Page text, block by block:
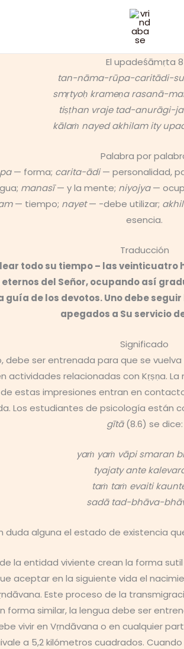
El upadeśāmṛta 8
tan-nāma-rūpa-caritādi-
smṛtyoḥ krameṇa rasanā-
tiṣṭhan vraje tad-anurāgi-
kālaṁ nayed akhilam ity
Palabra por
— forma; carita-ādi— personalidad,
manasī— y la mente; niyojya—
— tiempo; nayet— -debe utilizar;
esencia.
Traducción
todo su tiempo – las
del Señor, ocupando así
de los devotos. Uno debe
apegados a Su servicio
Significado
ser entrenada para que se
relacionadas con Kṛṣṇa.
estas impresiones entran en
Los estudiantes de psicología están
gītā(8.6) se dice:
yaṁ yaṁ vāpi smaran
tyajaty ante
taṁ taṁ evaiti
sadā tad-bhāva-
duda alguna el estado de existencia
la entidad viviente crean la forma
aceptar en la siguiente vida el
Este proceso de la
forma similar, la lengua debe ser
vivir en Vṛndāvana o en cualquier
a 5,2 kilómetros cuadrados.